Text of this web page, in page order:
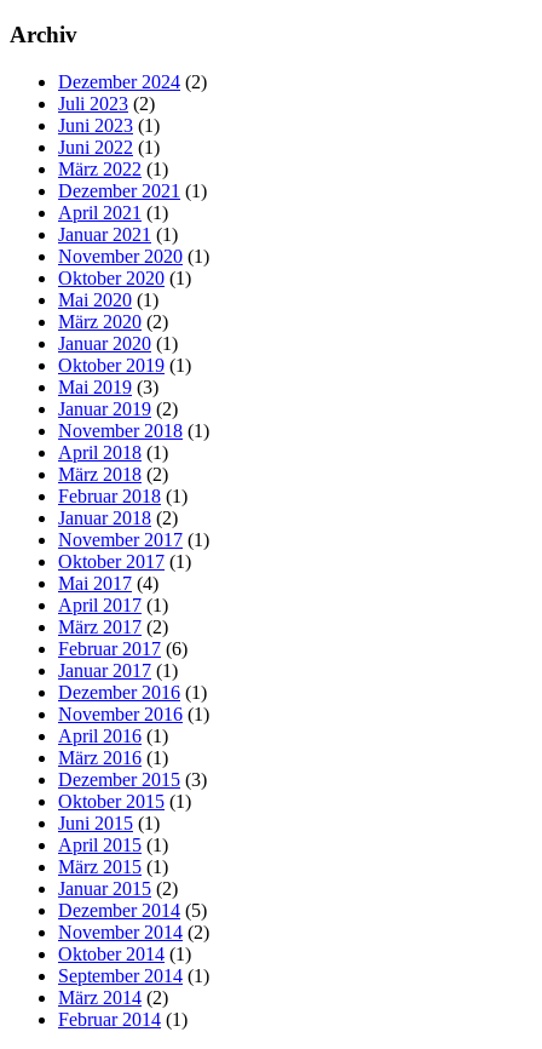
Archiv
Dezember 2024 (2)
Juli 2023 (2)
Juni 2023 (1)
Juni 2022 (1)
März 2022 (1)
Dezember 2021 (1)
April 2021 (1)
Januar 2021 (1)
November 2020 (1)
Oktober 2020 (1)
Mai 2020 (1)
März 2020 (2)
Januar 2020 (1)
Oktober 2019 (1)
Mai 2019 (3)
Januar 2019 (2)
November 2018 (1)
April 2018 (1)
März 2018 (2)
Februar 2018 (1)
Januar 2018 (2)
November 2017 (1)
Oktober 2017 (1)
Mai 2017 (4)
April 2017 (1)
März 2017 (2)
Februar 2017 (6)
Januar 2017 (1)
Dezember 2016 (1)
November 2016 (1)
April 2016 (1)
März 2016 (1)
Dezember 2015 (3)
Oktober 2015 (1)
Juni 2015 (1)
April 2015 (1)
März 2015 (1)
Januar 2015 (2)
Dezember 2014 (5)
November 2014 (2)
Oktober 2014 (1)
September 2014 (1)
März 2014 (2)
Februar 2014 (1)